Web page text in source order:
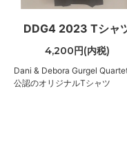
DDG4 2023 Tシャ
4,200円(内税)
Dani & Debora Gurgel
公認のオリジナルTシャツ